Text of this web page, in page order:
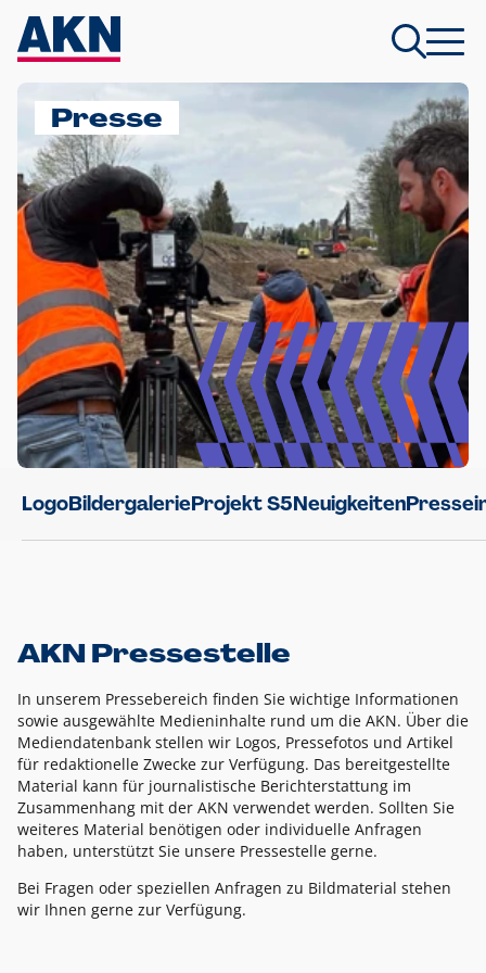
Presse
LogoBildergalerieProjekt S5Neuigkeiten
AKN Pressestelle
In unserem Pressebereich finden Sie wichtige Informationen
sowie ausgewählte Medieninhalte rund um die AKN. Über die
Mediendatenbank stellen wir Logos, Pressefotos und Artikel
für redaktionelle Zwecke zur Verfügung. Das bereitgestellte
Material kann für journalistische Berichterstattung im
Zusammenhang mit der AKN verwendet werden. Sollten Sie
weiteres Material benötigen oder individuelle Anfragen
haben, unterstützt Sie unsere Pressestelle gerne.
Bei Fragen oder speziellen Anfragen zu Bildmaterial stehen
wir Ihnen gerne zur Verfügung.